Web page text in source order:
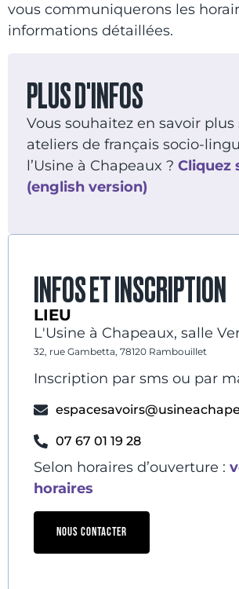
vous communiquerons les
informations détaillées.
PLUS D'INFOS
Vous souhaitez en savoir plus
ateliers de français socio-
l’Usine à Chapeaux ? Cliquez
(english version)
INFOS ET INSCRIPTION
LIEU
L'Usine à Chapeaux, salle
32, rue Gambetta, 78120 Rambouillet
Inscription par sms ou par
07 67 01 19 28
Selon horaires d’ouverture :
horaires
NOUS CONTACTER